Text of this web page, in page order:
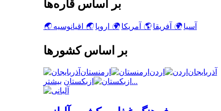
بر اساس قاره‌ها
🌏 آسیا 🌍 آفریقا 🌎 آمریکا 🌍 اروپا 🌏 اقیانوسیه
بر اساس کشورها
آذربایجان اردن
ارمنستان
ازبکستان
بیشتر...